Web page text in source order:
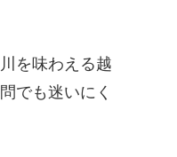
を味わえる越
でも迷いにく